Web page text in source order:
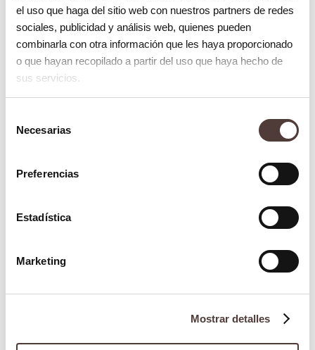
el uso que haga del sitio web con nuestros partners de redes
sociales, publicidad y análisis web, quienes pueden
combinarla con otra información que les haya proporcionado
o que hayan recopilado a partir del uso que haya hecho de
sus servicios.
Necesarias
Preferencias
Estadística
Marketing
Mostrar detalles
defectos óseos.
Disminución de la inflamación y el
dolor.
Preparación y manipulación de
y complicaciones postquirúrgicas.